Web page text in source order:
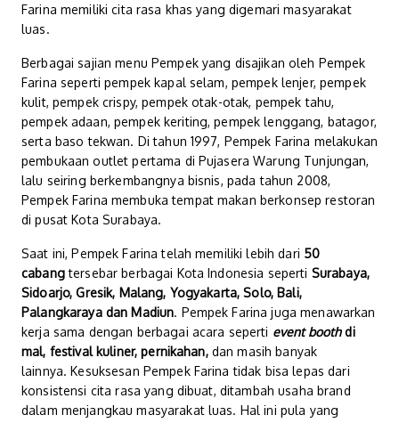
Farina memiliki cita rasa khas yang digemari masyarakat
luas.
Berbagai sajian menu Pempek yang disajikan oleh Pempek
Farina seperti pempek kapal selam, pempek lenjer, pempek
kulit, pempek crispy, pempek otak-otak, pempek tahu,
pempek adaan, pempek keriting, pempek lenggang, batagor,
serta baso tekwan. Di tahun 1997, Pempek Farina melakukan
pembukaan outlet pertama di Pujasera Warung Tunjungan,
lalu seiring berkembangnya bisnis, pada tahun 2008,
Pempek Farina membuka tempat makan berkonsep restoran
di pusat Kota Surabaya.
Saat ini, Pempek Farina telah memiliki lebih dari 50
cabangtersebar berbagai Kota Indonesia seperti Surabaya,
Sidoarjo, Gresik, Malang, Yogyakarta, Solo, Bali,
Palangkaraya dan Madiun. Pempek Farina juga menawarkan
kerja sama dengan berbagai acara seperti event boothdi
mal, festival kuliner, pernikahan,dan masih banyak
lainnya. Kesuksesan Pempek Farina tidak bisa lepas dari
konsistensi cita rasa yang dibuat, ditambah usaha brand
dalam menjangkau masyarakat luas. Hal ini pula yang